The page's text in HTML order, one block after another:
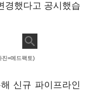
경했다고 공시했습
진=메드팩토)
신규 파이프라인